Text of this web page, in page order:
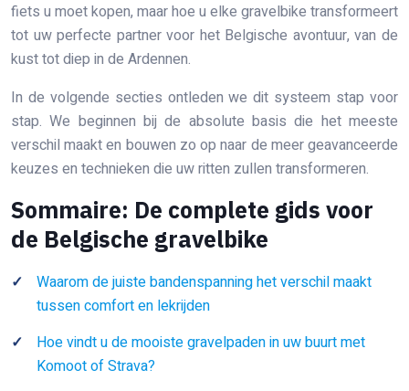
fiets u moet kopen, maar hoe u elke gravelbike transformeert
tot uw perfecte partner voor het Belgische avontuur, van de
kust tot diep in de Ardennen.
In de volgende secties ontleden we dit systeem stap voor
stap. We beginnen bij de absolute basis die het meeste
verschil maakt en bouwen zo op naar de meer geavanceerde
keuzes en technieken die uw ritten zullen transformeren.
Sommaire: De complete gids voor
de Belgische gravelbike
Waarom de juiste bandenspanning het verschil maakt
tussen comfort en lekrijden
Hoe vindt u de mooiste gravelpaden in uw buurt met
Komoot of Strava?